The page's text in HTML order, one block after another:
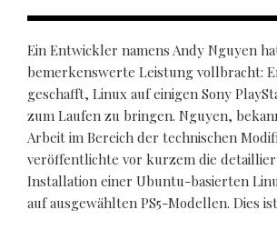
Ein Entwickler namens Andy Nguyen
bemerkenswerte Leistung vollbracht:
geschafft, Linux auf einigen Sony
zum Laufen zu bringen. Nguyen,
Arbeit im Bereich der technischen
veröffentlichte vor kurzem die
Installation einer Ubuntu-basierten
auf ausgewählten PS5-Modellen. Dies